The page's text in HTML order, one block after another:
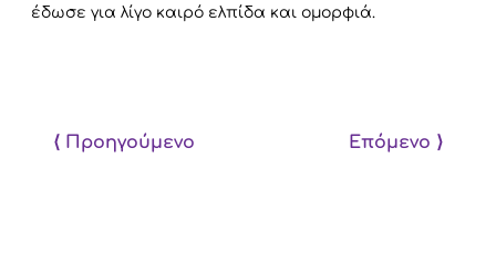
έδωσε για λίγο καιρό ελπίδα και ομορφιά.
⟨ Προηγούμενο Επόμενο ⟩